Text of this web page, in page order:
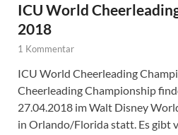
ICU World
2018
1 Kommentar
ICU World Cheerleading
Cheerleading Championship
27.04.2018 im Walt Disney
in Orlando/Florida statt. Es gibt